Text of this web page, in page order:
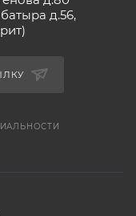
д.56,